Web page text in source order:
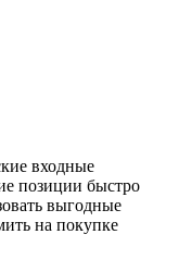
входные
позиции быстро
выгодные
на покупке